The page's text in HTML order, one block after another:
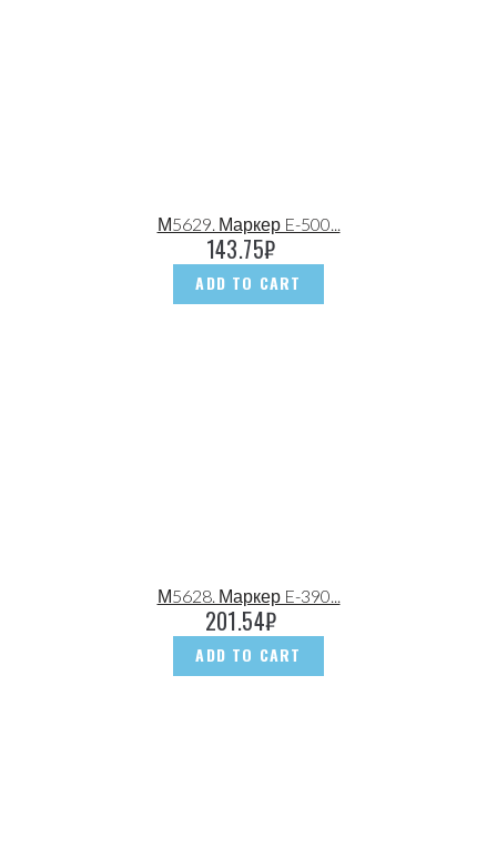
М5629. Маркер E-500...
143.75₽
ADD TO CART
М5628. Маркер E-390...
201.54₽
ADD TO CART